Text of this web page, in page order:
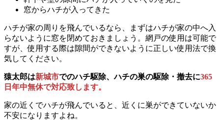
窓からハチが入ってきた
ハチが家の周りを飛んでいるなら、まずはハチが家の中へ入
らないように窓を閉めておきましょう。網戸の使用は可能で
すが、使用する際は隙間ができないように正しい使用法で換
気してください。
猿太郎は新城市でのハチ駆除、ハチの巣の駆除・撤去に365
日年中無休で対応致します。
家の近くでハチが飛んでいると、近くに巣ができていないか
不安になりますよね。